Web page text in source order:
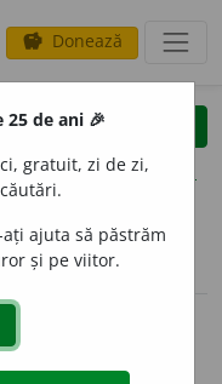
savings Donează
clear
opțiuni
de ani 🎉
gratuit, zi de zi,
ajuta să păstrăm
și pe viitor.